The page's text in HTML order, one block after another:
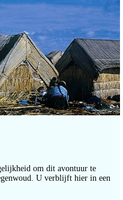
om dit avontuur te
U verblijft hier in een